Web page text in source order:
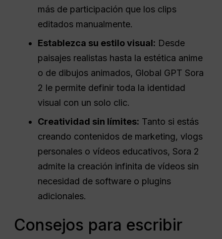
más de participación que los clips
editados manualmente.
Establezca su estilo visual: Desde
paisajes realistas hasta la estética anime
o de dibujos animados, Global GPT Sora
2 le permite definir toda la identidad
visual con un solo clic.
Creatividad sin límites: Tanto si estás
creando contenidos de marketing, vlogs
personales o vídeos educativos, Sora 2
admite la creación infinita de vídeos sin
necesidad de software o plugins
adicionales.
Consejos para escribir